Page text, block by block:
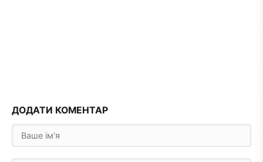
ДОДАТИ КОМЕНТАР